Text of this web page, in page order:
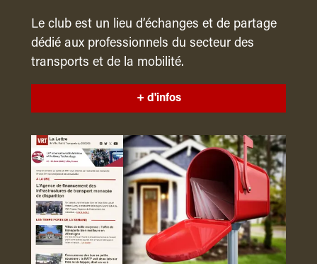
Le club est un lieu d’échanges et de partage
dédié aux professionnels du secteur des
transports et de la mobilité.
+ d'infos